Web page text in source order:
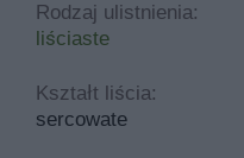
Rodzaj ulistnienia:
liściaste
Kształt liścia:
sercowate